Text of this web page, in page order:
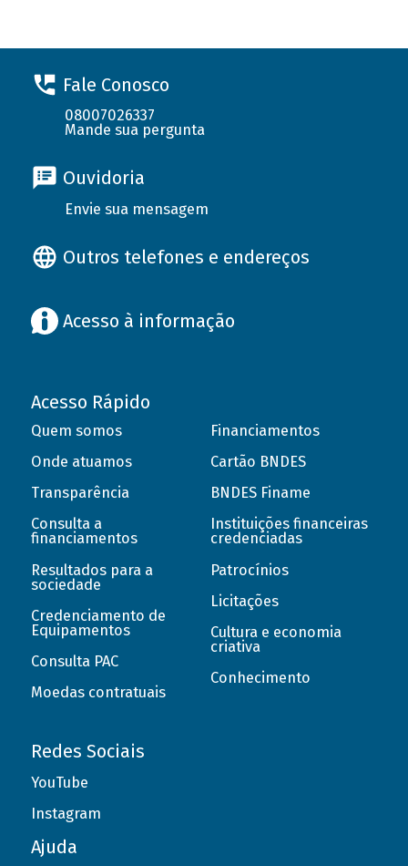
Fale Conosco
08007026337
Mande sua pergunta
Ouvidoria
Envie sua mensagem
Outros telefones e endereços
Acesso à informação
Acesso Rápido
Quem somos
Onde atuamos
Transparência
Consulta a
financiamentos
Resultados para a
sociedade
Credenciamento de
Equipamentos
Consulta PAC
Moedas contratuais
Financiamentos
Cartão BNDES
BNDES Finame
Instituições financeiras
credenciadas
Patrocínios
Licitações
Cultura e economia
criativa
Conhecimento
Redes Sociais
YouTube
Instagram
Ajuda